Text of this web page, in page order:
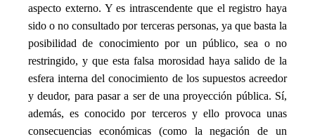
aspecto externo. Y es intrascendente que el registro haya
sido o no consultado por terceras personas, ya que basta la
posibilidad de conocimiento por un público, sea o no
restringido, y que esta falsa morosidad haya salido de la
esfera interna del conocimiento de los supuestos acreedor
y deudor, para pasar a ser de una proyección pública. Sí,
además, es conocido por terceros y ello provoca unas
consecuencias económicas (como la negación de un